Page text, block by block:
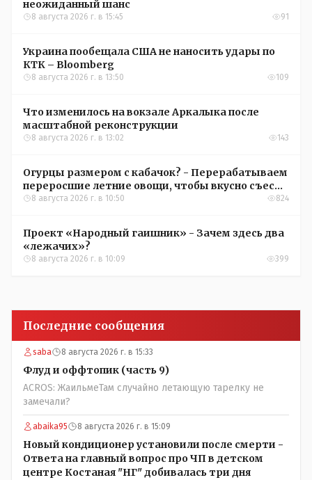
неожиданный шанс
8 августа 2026 г. в 15:45 91
Украина пообещала США не наносить удары по
КТК – Bloomberg
8 августа 2026 г. в 13:50 109
Что изменилось на вокзале Аркалыка после
масштабной реконструкции
8 августа 2026 г. в 13:02 143
Огурцы размером с кабачок? - Перерабатываем
переросшие летние овощи, чтобы вкусно съесть
зимой
8 августа 2026 г. в 10:50 824
Проект «Народный гаишник» - Зачем здесь два
«лежачих»?
8 августа 2026 г. в 10:09 399
Последние сообщения
saba 8 августа 2026 г. в 15:33
Флуд и оффтопик (часть 9)
ACROS: ЖаильмеТам случайно летающую тарелку не
замечали?
abaika95 8 августа 2026 г. в 15:09
Новый кондиционер установили после смерти -
Ответа на главный вопрос про ЧП в детском
центре Костаная "НГ" добивалась три дня